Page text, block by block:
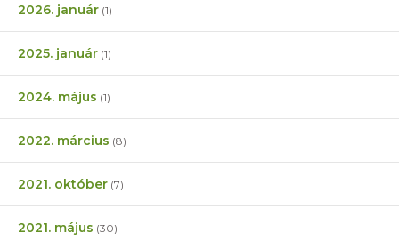
2026. január (1)
2025. január (1)
2024. május (1)
2022. március (8)
2021. október (7)
2021. május (30)